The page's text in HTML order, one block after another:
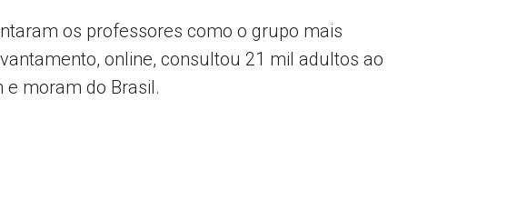
os professores como o grupo mais
online, consultou 21 mil adultos ao
moram do Brasil.